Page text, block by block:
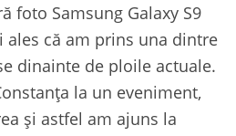
foto Samsung Galaxy S9
ales că am prins una dintre
dinainte de ploile actuale.
la un eveniment,
și astfel am ajuns la